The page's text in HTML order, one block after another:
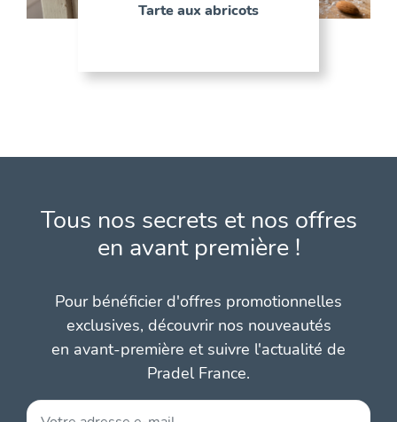
Tarte aux abricots
Tous nos secrets et nos offres
en avant première !
Pour bénéficier d'offres promotionnelles
exclusives, découvrir nos nouveautés
en avant-première et suivre l'actualité de
Pradel France.